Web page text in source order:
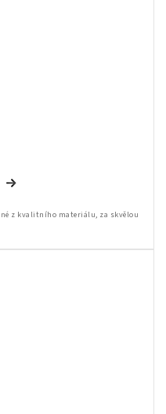
z kvalitního materiálu, za skvělou